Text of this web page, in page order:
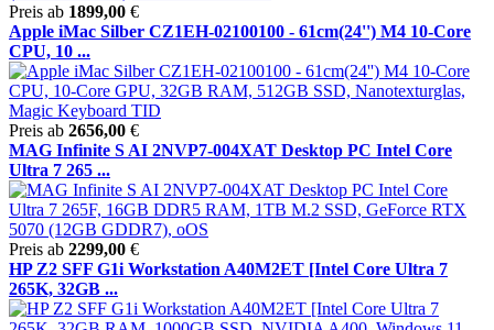
Preis ab 1899,00 €
Apple iMac Silber CZ1EH-02100100 - 61cm(24'') M4 10-Core
CPU, 10 ...
Preis ab 2656,00 €
MAG Infinite S AI 2NVP7-004XAT Desktop PC Intel Core
Ultra 7 265 ...
Preis ab 2299,00 €
HP Z2 SFF G1i Workstation A40M2ET [Intel Core Ultra 7
265K, 32GB ...